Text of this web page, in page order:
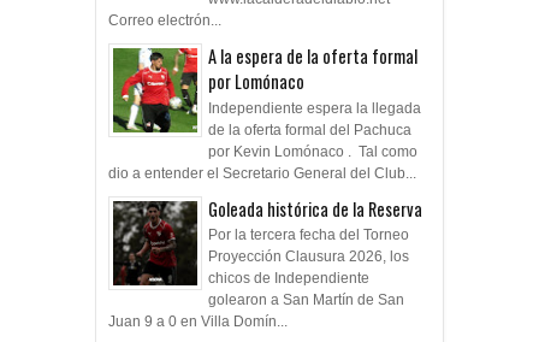
Correo electrón...
A la espera de la oferta formal
por Lomónaco
Independiente espera la llegada
de la oferta formal del Pachuca
por Kevin Lomónaco . Tal como
dio a entender el Secretario General del Club...
Goleada histórica de la Reserva
Por la tercera fecha del Torneo
Proyección Clausura 2026, los
chicos de Independiente
golearon a San Martín de San
Juan 9 a 0 en Villa Domín...